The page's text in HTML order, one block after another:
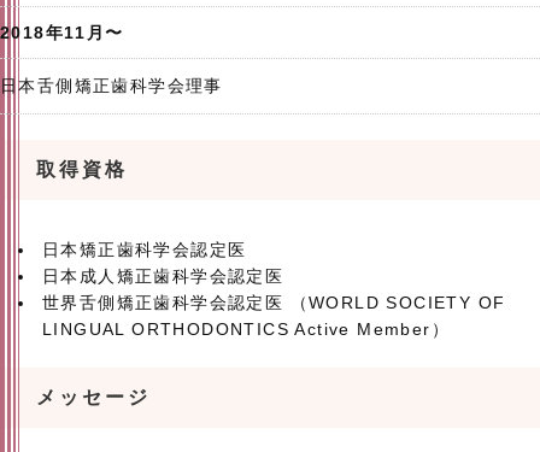
2018年11月〜
日本舌側矯正歯科学会理事
取得資格
日本矯正歯科学会認定医
日本成人矯正歯科学会認定医
世界舌側矯正歯科学会認定医 （WORLD SOCIETY OF
LINGUAL ORTHODONTICS Active Member）
メッセージ